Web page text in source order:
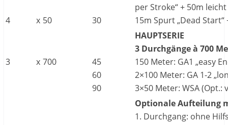
per Stroke“ + 50m
4
x 50 30
15m Spurt „Dead
HAUPTSERIE
3 Durchgänge à 700
3
x 700 45
150 Meter: GA1 „easy
60
2×100 Meter: GA 1-2
90
3×50 Meter: WSA (Opt.:
Optionale Aufteilung
1. Durchgang: ohne